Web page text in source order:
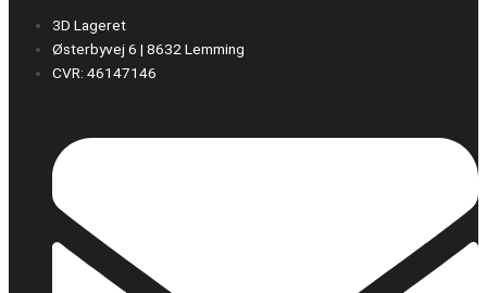
3D Lageret
Østerbyvej 6 | 8632 Lemming
CVR: 46147146